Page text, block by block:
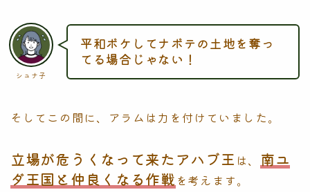
シュナ子
平和ボケしてナボテの土地を奪っ
てる場合じゃない！
そしてこの間に、アラムは力を付けていました。
立場が危うくなって来たアハブ王 は、 南ユ
ダ王国と仲良くなる作戦 を考えます。